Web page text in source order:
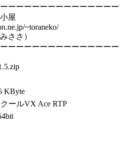
ーーーーーーーーーーーーーー
屋
~toraneko/
ささ）
ーーーーーーーーーーーーーー
KByte
ールVX Ace RTP